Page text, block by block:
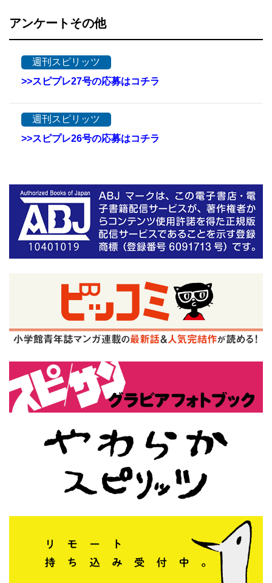
アンケートその他
週刊スピリッツ
>>スピプレ27号の応募はコチラ
週刊スピリッツ
>>スピプレ26号の応募はコチラ